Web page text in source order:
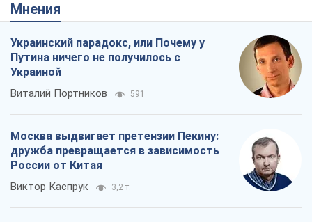
Мнения
Украинский парадокс, или Почему у
Путина ничего не получилось с
Украиной
Виталий Портников 591
Москва выдвигает претензии Пекину:
дружба превращается в зависимость
России от Китая
Виктор Каспрук 3,2 т.